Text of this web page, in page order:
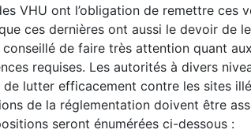
VHU ont l’obligation de remettre ces
ces dernières ont aussi le devoir de
de faire très attention quant
requises. Les autorités à divers
lutter efficacement contre les sites
de la réglementation doivent être
seront énumérées ci-dessous :